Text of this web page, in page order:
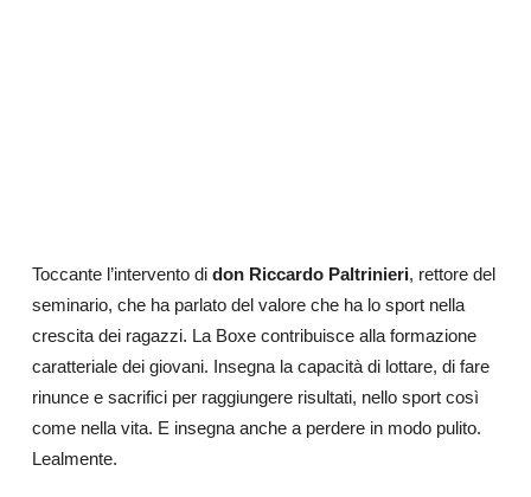
Toccante l’intervento di don Riccardo Paltrinieri, rettore del
seminario, che ha parlato del valore che ha lo sport nella
crescita dei ragazzi. La Boxe contribuisce alla formazione
caratteriale dei giovani. Insegna la capacità di lottare, di fare
rinunce e sacrifici per raggiungere risultati, nello sport così
come nella vita. E insegna anche a perdere in modo pulito.
Lealmente.